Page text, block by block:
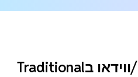
כיצד לתרגם אודיו/ווידאו בTraditional